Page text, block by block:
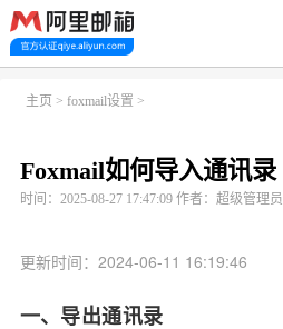
首页 阿里企业邮箱 信创邮
常见问题 关于我们
主页 > foxmail设置 >
Foxmail如何导入通讯录
时间：2025-08-27 17:47:09 作者：超级管理员
更新时间：2024-06-11 16:19:46
一、导出通讯录